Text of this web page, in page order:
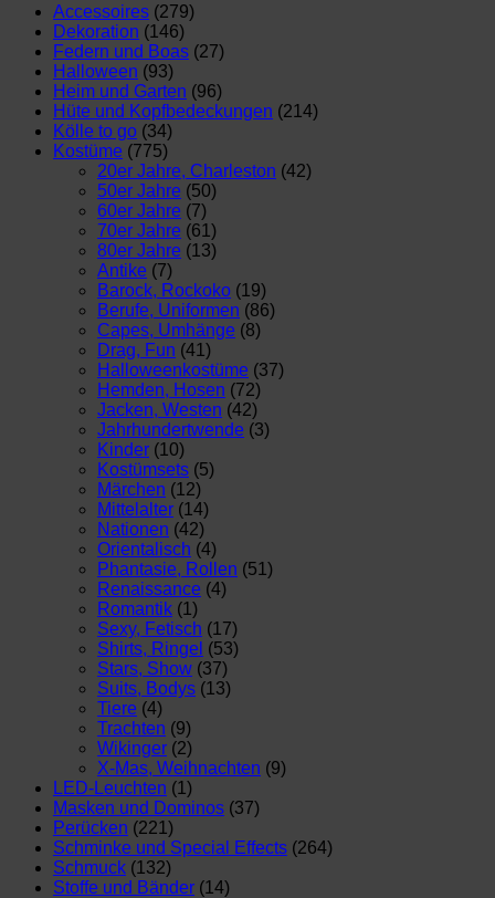
Accessoires (279)
Dekoration (146)
Federn und Boas (27)
Halloween (93)
Heim und Garten (96)
Hüte und Kopfbedeckungen (214)
Kölle to go (34)
Kostüme (775)
20er Jahre, Charleston (42)
50er Jahre (50)
60er Jahre (7)
70er Jahre (61)
80er Jahre (13)
Antike (7)
Barock, Rockoko (19)
Berufe, Uniformen (86)
Capes, Umhänge (8)
Drag, Fun (41)
Halloweenkostüme (37)
Hemden, Hosen (72)
Jacken, Westen (42)
Jahrhundertwende (3)
Kinder (10)
Kostümsets (5)
Märchen (12)
Mittelalter (14)
Nationen (42)
Orientalisch (4)
Phantasie, Rollen (51)
Renaissance (4)
Romantik (1)
Sexy, Fetisch (17)
Shirts, Ringel (53)
Stars, Show (37)
Suits, Bodys (13)
Tiere (4)
Trachten (9)
Wikinger (2)
X-Mas, Weihnachten (9)
LED-Leuchten (1)
Masken und Dominos (37)
Perücken (221)
Schminke und Special Effects (264)
Schmuck (132)
Stoffe und Bänder (14)